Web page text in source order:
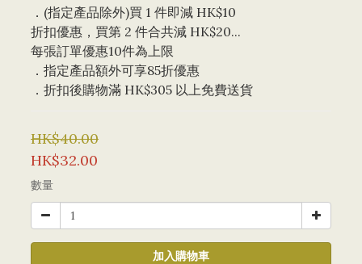
．(指定產品除外)買 1 件即減 HK$10
折扣優惠，買第 2 件合共減 HK$20...
每張訂單優惠10件為上限
．指定產品額外可享85折優惠
．折扣後購物滿 HK$305 以上免費送貨
HK$40.00
HK$32.00
數量
加入購物車